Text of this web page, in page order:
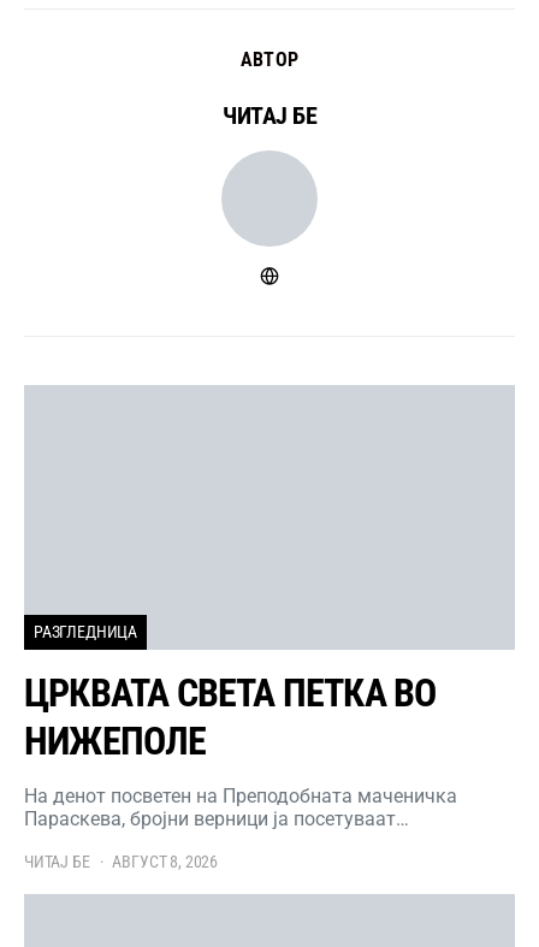
АВТОР
ЧИТАЈ БЕ
РАЗГЛЕДНИЦА
ЦРКВАТА СВЕТА ПЕТКА ВО
НИЖЕПОЛЕ
На денот посветен на Преподобната маченичка
Параскева, бројни верници ја посетуваат…
ЧИТАЈ БЕ АВГУСТ 8, 2026